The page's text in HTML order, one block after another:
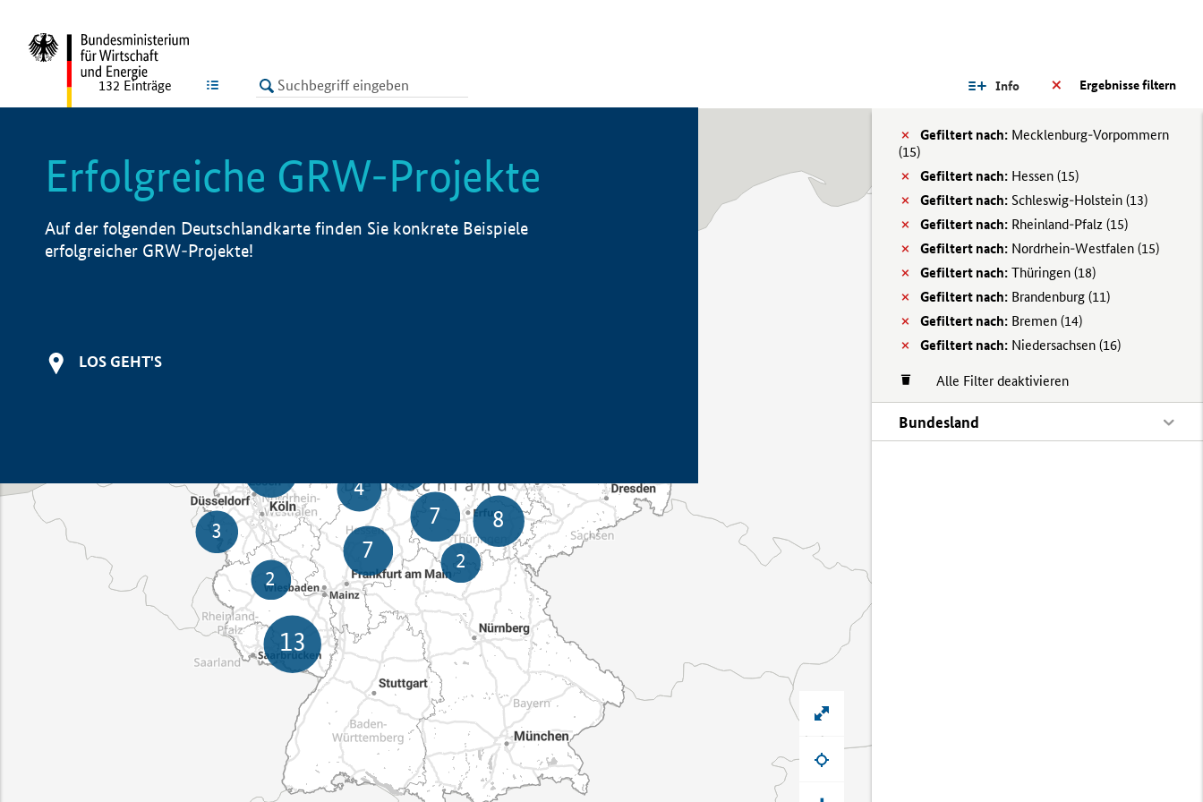
LISTE Ergebnisse filtern
Info
Gefiltert nach: Mecklenburg-Vorpommern
(15)
Gefiltert nach: Hessen (15)
Gefiltert nach: Schleswig-Holstein (13)
Gefiltert nach: Rheinland-Pfalz (15)
Gefiltert nach: Nordrhein-Westfalen (15)
Gefiltert nach: Thüringen (18)
Gefiltert nach: Brandenburg (11)
Gefiltert nach: Bremen (14)
Gefiltert nach: Niedersachsen (16)
Alle Filter deaktivieren
Bundesland
132 Einträge
Erfolgreiche GRW-Projekte
Auf der folgenden Deutschlandkarte finden Sie konkrete Beispiele
erfolgreicher GRW-Projekte!
LOS GEHT'S